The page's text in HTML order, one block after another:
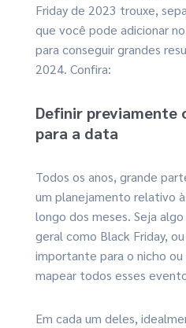
Friday de 2023 trouxe,
que você pode adicionar
para conseguir grandes
2024. Confira:
Definir previamente
para a data
Todos os anos, grande
um planejamento relativo
longo dos meses. Seja
geral como Black Friday,
importante para o nicho
mapear todos esses
Em cada um deles,